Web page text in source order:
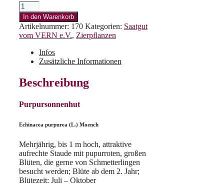
Purpursonnenhut
Menge
In den Warenkorb
Artikelnummer: 170 Kategorien: Saatgut
vom VERN e.V., Zierpflanzen
Infos
Zusätzliche Informationen
Beschreibung
Purpursonnenhut
Echinacea purpurea (L.) Moench
Mehrjährig, bis 1 m hoch, attraktive
aufrechte Staude mit pupurroten, großen
Blüten, die gerne von Schmetterlingen
besucht werden; Blüte ab dem 2. Jahr;
Blütezeit: Juli – Oktober